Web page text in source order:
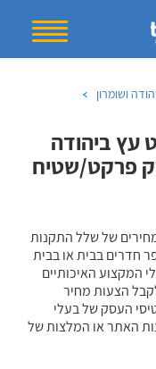
ושומרון
עץ ביהודה
פרקט/שטיח
של שלל התקנות
חדרים בבית או בבית
המקצוע האיכותיים
הצעות מחיר
העסק של בעלי
האתר או המלצות של